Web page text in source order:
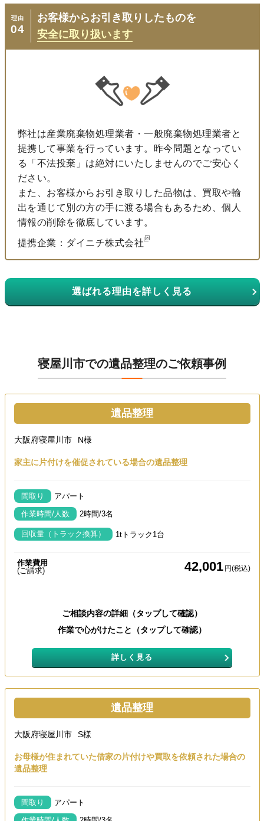
理由
04
お客様からお引き取りしたものを
安全に取り扱います
弊社は産業廃棄物処理業者・一般廃棄物処理業者と
提携して事業を行っています。昨今問題となってい
る「不法投棄」は絶対にいたしませんのでご安心く
ださい。
また、お客様からお引き取りした品物は、買取や輸
出を通じて別の方の手に渡る場合もあるため、個人
情報の削除を徹底しています。
提携企業：ダイニチ株式会社
選ばれる理由を詳しく見る
寝屋川市での遺品整理のご依頼事例
遺品整理
大阪府寝屋川市 N様
家主に片付けを催促されている場合の遺品整理
間取り
アパート
作業時間/人数
2時間/3名
回収量（トラック換算） 1tトラック1台
作業費用
(ご請求)
42,001 円(税込)
ご相談内容の詳細（タップして確認）
作業で心がけたこと（タップして確認）
詳しく見る
遺品整理
大阪府寝屋川市 S様
お母様が住まれていた借家の片付けや買取を依頼された場合の
遺品整理
間取り
アパート